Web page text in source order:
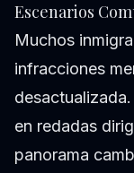
Escenarios
Muchos
infracciones
en redadas
panorama